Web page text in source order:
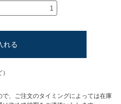
れる
、ご注文のタイミングによっては在庫